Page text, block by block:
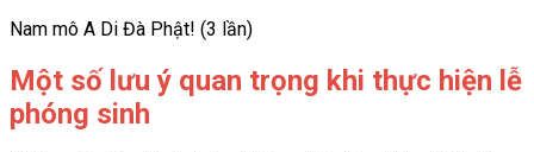
Nam mô A Di Đà Phật! (3 lần)
Một số lưu ý quan trọng khi thực hiện lễ
phóng sinh